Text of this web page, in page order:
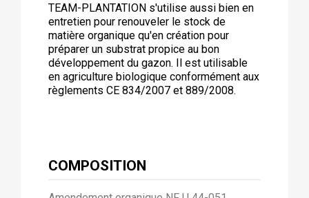
TEAM-PLANTATION s'utilise aussi bien en
entretien pour renouveler le stock de
matière organique qu'en création pour
préparer un substrat propice au bon
développement du gazon. Il est utilisable
en agriculture biologique conformément aux
règlements CE 834/2007 et 889/2008.
COMPOSITION